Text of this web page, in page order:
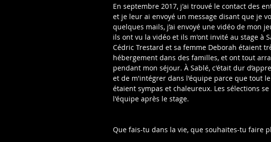
En septembre 2017, j'ai trouvé le contact des
et je leur ai envoyé un message disant que je
quelques mails, j’ai envoyé une vidéo de mon
ils ont vu la vidéo et ils m'ont invité au stage à
Cédric Trestard et sa femme Deborah étaient
hébergement dans des familles, et ont tout
pendant mon séjour. À Sablé, c'était dur
et de m'intégrer dans l'équipe parce que tout
étaient sympas et chaleureux. Les sélections
l'équipe après le stage.
Que fais-tu dans la vie, que souhaites-tu faire